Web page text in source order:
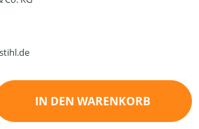
Gib den gewünschten
IN DEN WARENKORB